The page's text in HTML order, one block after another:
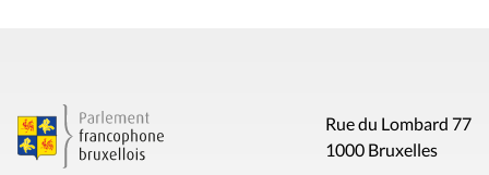
Rue du Lombard 77
1000 Bruxelles